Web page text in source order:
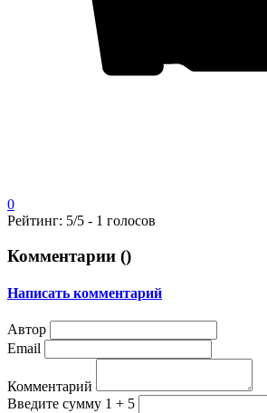
0
Рейтинг: 5/5 - 1 голосов
Комментарии ()
Написать комментарий
Автор
Email
Комментарий
Введите сумму 1 + 5